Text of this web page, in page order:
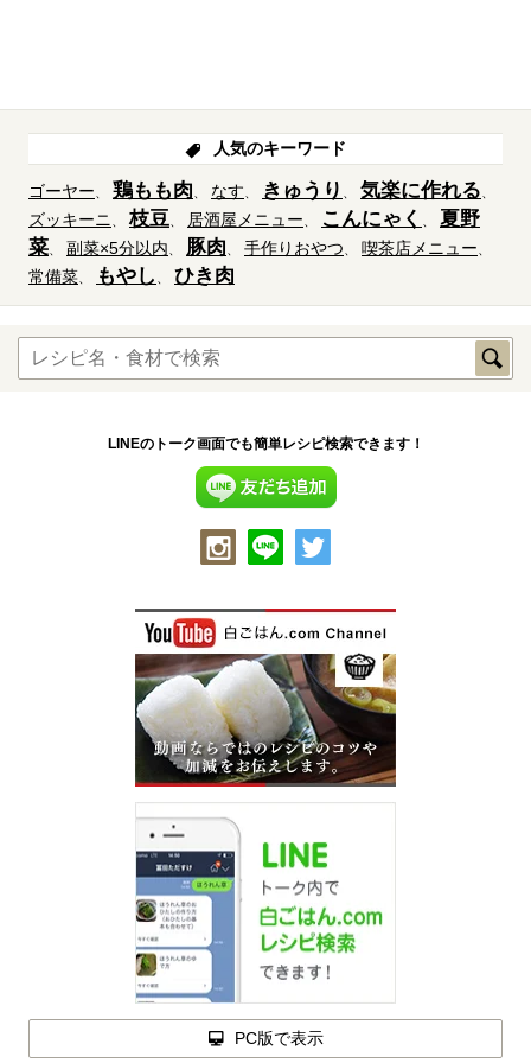
人気のキーワード
ゴーヤー 鶏もも肉 なす きゅうり 気楽に作れる
ズッキーニ 枝豆 居酒屋メニュー こんにゃく
夏野
菜
副菜×5分以内 豚肉 手作りおやつ
喫茶店メニュー
常備菜
もやし ひき肉
LINEのトーク画面でも簡単レシピ検索できます！
PC版で表示